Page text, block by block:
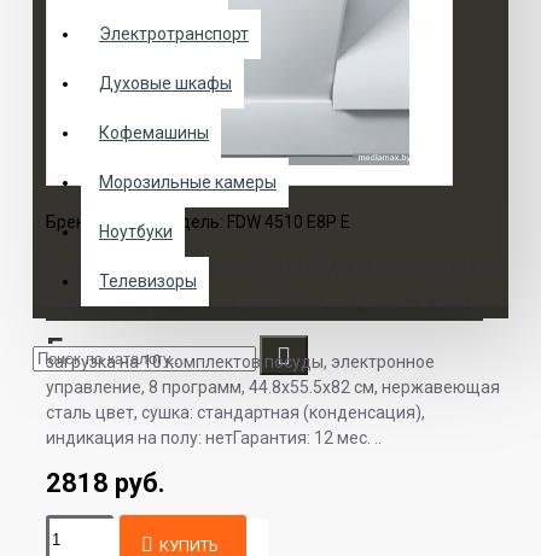
Электротранспорт
Духовые шкафы
Кофемашины
Морозильные камеры
Ноутбуки
Телевизоры
Бренд: Franke Модель: FDW 4510 E8P E
Встраиваемая посудомоечная
машина Franke FDW 4510 E8P
E
загрузка на 10 комплектов посуды, электронное
управление, 8 программ, 44.8x55.5x82 см, нержавеющая
сталь цвет, сушка: стандартная (конденсация),
индикация на полу: нетГарантия: 12 мес. ..
2818 руб.
КУПИТЬ